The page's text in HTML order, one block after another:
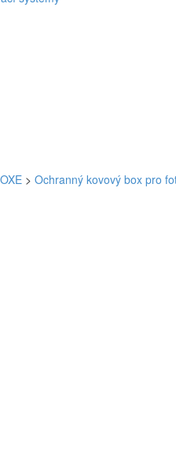
> Ochranný kovový box pro